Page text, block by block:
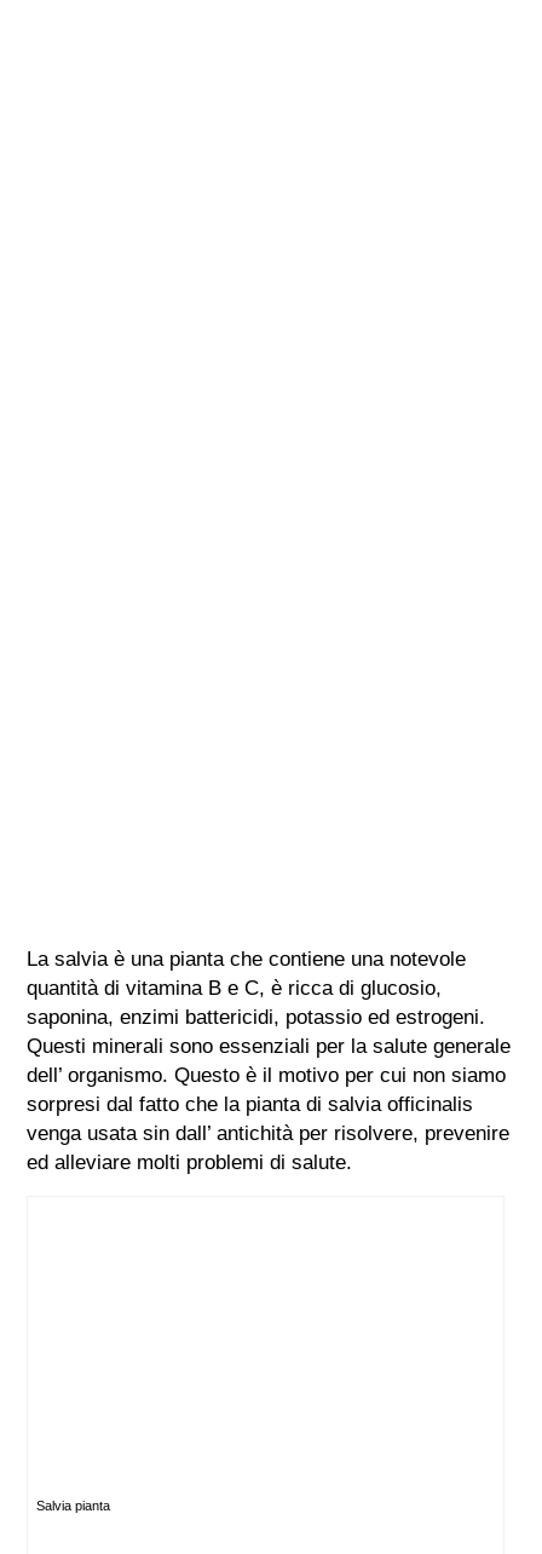
La salvia è una pianta che contiene una notevole
quantità di vitamina B e C, è ricca di glucosio,
saponina, enzimi battericidi, potassio ed estrogeni.
Questi minerali sono essenziali per la salute generale
dell’ organismo. Questo è il motivo per cui non siamo
sorpresi dal fatto che la pianta di salvia officinalis
venga usata sin dall’ antichità per risolvere, prevenire
ed alleviare molti problemi di salute.
Salvia pianta